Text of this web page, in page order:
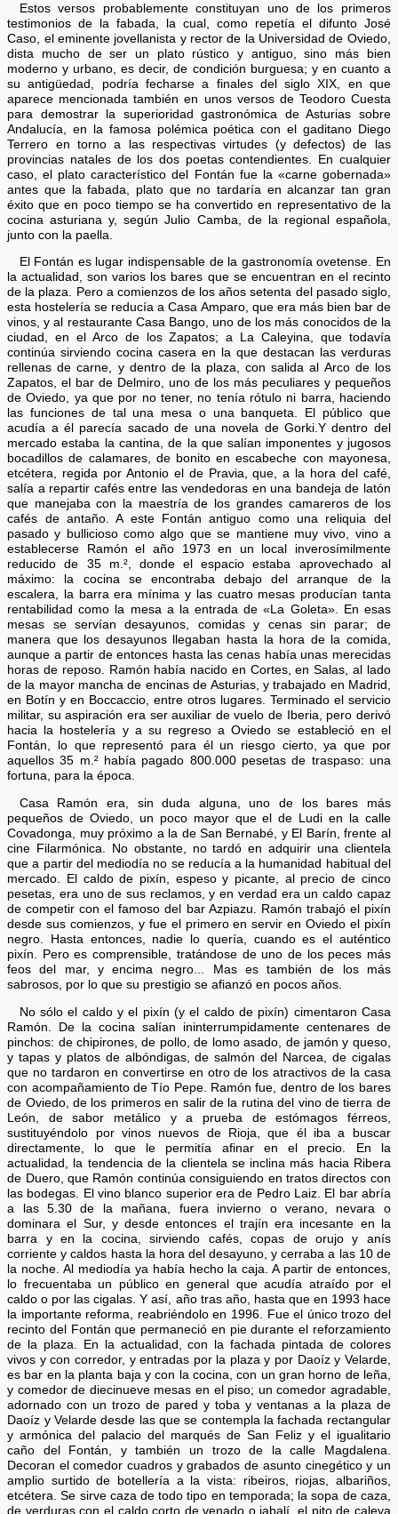
Estos versos probablemente constituyan uno de los primeros
testimonios de la fabada, la cual, como repetía el difunto José
Caso, el eminente jovellanista y rector de la Universidad de Oviedo,
dista mucho de ser un plato rústico y antiguo, sino más bien
moderno y urbano, es decir, de condición burguesa; y en cuanto a
su antigüedad, podría fecharse a finales del siglo XIX, en que
aparece mencionada también en unos versos de Teodoro Cuesta
para demostrar la superioridad gastronómica de Asturias sobre
Andalucía, en la famosa polémica poética con el gaditano Diego
Terrero en torno a las respectivas virtudes (y defectos) de las
provincias natales de los dos poetas contendientes. En cualquier
caso, el plato característico del Fontán fue la «carne gobernada»
antes que la fabada, plato que no tardaría en alcanzar tan gran
éxito que en poco tiempo se ha convertido en representativo de la
cocina asturiana y, según Julio Camba, de la regional española,
junto con la paella.
El Fontán es lugar indispensable de la gastronomía ovetense. En
la actualidad, son varios los bares que se encuentran en el recinto
de la plaza. Pero a comienzos de los años setenta del pasado siglo,
esta hostelería se reducía a Casa Amparo, que era más bien bar de
vinos, y al restaurante Casa Bango, uno de los más conocidos de la
ciudad, en el Arco de los Zapatos; a La Caleyina, que todavía
continúa sirviendo cocina casera en la que destacan las verduras
rellenas de carne, y dentro de la plaza, con salida al Arco de los
Zapatos, el bar de Delmiro, uno de los más peculiares y pequeños
de Oviedo, ya que por no tener, no tenía rótulo ni barra, haciendo
las funciones de tal una mesa o una banqueta. El público que
acudía a él parecía sacado de una novela de Gorki.Y dentro del
mercado estaba la cantina, de la que salían imponentes y jugosos
bocadillos de calamares, de bonito en escabeche con mayonesa,
etcétera, regida por Antonio el de Pravia, que, a la hora del café,
salía a repartir cafés entre las vendedoras en una bandeja de latón
que manejaba con la maestría de los grandes camareros de los
cafés de antaño. A este Fontán antiguo como una reliquia del
pasado y bullicioso como algo que se mantiene muy vivo, vino a
establecerse Ramón el año 1973 en un local inverosímilmente
reducido de 35 m.², donde el espacio estaba aprovechado al
máximo: la cocina se encontraba debajo del arranque de la
escalera, la barra era mínima y las cuatro mesas producían tanta
rentabilidad como la mesa a la entrada de «La Goleta». En esas
mesas se servían desayunos, comidas y cenas sin parar; de
manera que los desayunos llegaban hasta la hora de la comida,
aunque a partir de entonces hasta las cenas había unas merecidas
horas de reposo. Ramón había nacido en Cortes, en Salas, al lado
de la mayor mancha de encinas de Asturias, y trabajado en Madrid,
en Botín y en Boccaccio, entre otros lugares. Terminado el servicio
militar, su aspiración era ser auxiliar de vuelo de Iberia, pero derivó
hacia la hostelería y a su regreso a Oviedo se estableció en el
Fontán, lo que representó para él un riesgo cierto, ya que por
aquellos 35 m.² había pagado 800.000 pesetas de traspaso: una
fortuna, para la época.
Casa Ramón era, sin duda alguna, uno de los bares más
pequeños de Oviedo, un poco mayor que el de Ludi en la calle
Covadonga, muy próximo a la de San Bernabé, y El Barín, frente al
cine Filarmónica. No obstante, no tardó en adquirir una clientela
que a partir del mediodía no se reducía a la humanidad habitual del
mercado. El caldo de pixín, espeso y picante, al precio de cinco
pesetas, era uno de sus reclamos, y en verdad era un caldo capaz
de competir con el famoso del bar Azpiazu. Ramón trabajó el pixín
desde sus comienzos, y fue el primero en servir en Oviedo el pixín
negro. Hasta entonces, nadie lo quería, cuando es el auténtico
pixín. Pero es comprensible, tratándose de uno de los peces más
feos del mar, y encima negro... Mas es también de los más
sabrosos, por lo que su prestigio se afianzó en pocos años.
No sólo el caldo y el pixín (y el caldo de pixín) cimentaron Casa
Ramón. De la cocina salían ininterrumpidamente centenares de
pinchos: de chipirones, de pollo, de lomo asado, de jamón y queso,
y tapas y platos de albóndigas, de salmón del Narcea, de cigalas
que no tardaron en convertirse en otro de los atractivos de la casa
con acompañamiento de Tío Pepe. Ramón fue, dentro de los bares
de Oviedo, de los primeros en salir de la rutina del vino de tierra de
León, de sabor metálico y a prueba de estómagos férreos,
sustituyéndolo por vinos nuevos de Rioja, que él iba a buscar
directamente, lo que le permitía afinar en el precio. En la
actualidad, la tendencia de la clientela se inclina más hacia Ribera
de Duero, que Ramón continúa consiguiendo en tratos directos con
las bodegas. El vino blanco superior era de Pedro Laiz. El bar abría
a las 5.30 de la mañana, fuera invierno o verano, nevara o
dominara el Sur, y desde entonces el trajín era incesante en la
barra y en la cocina, sirviendo cafés, copas de orujo y anís
corriente y caldos hasta la hora del desayuno, y cerraba a las 10 de
la noche. Al mediodía ya había hecho la caja. A partir de entonces,
lo frecuentaba un público en general que acudía atraído por el
caldo o por las cigalas. Y así, año tras año, hasta que en 1993 hace
la importante reforma, reabriéndolo en 1996. Fue el único trozo del
recinto del Fontán que permaneció en pie durante el reforzamiento
de la plaza. En la actualidad, con la fachada pintada de colores
vivos y con corredor, y entradas por la plaza y por Daoíz y Velarde,
es bar en la planta baja y con la cocina, con un gran horno de leña,
y comedor de diecinueve mesas en el piso; un comedor agradable,
adornado con un trozo de pared y toba y ventanas a la plaza de
Daoíz y Velarde desde las que se contempla la fachada rectangular
y armónica del palacio del marqués de San Feliz y el igualitario
caño del Fontán, y también un trozo de la calle Magdalena.
Decoran el comedor cuadros y grabados de asunto cinegético y un
amplio surtido de botellería a la vista: ribeiros, riojas, albariños,
etcétera. Se sirve caza de todo tipo en temporada; la sopa de caza,
de verduras con el caldo corto de venado o jabalí, el pito de caleya